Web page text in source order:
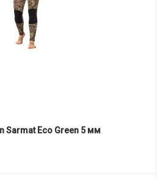
Sarmat Eco Green 5 мм